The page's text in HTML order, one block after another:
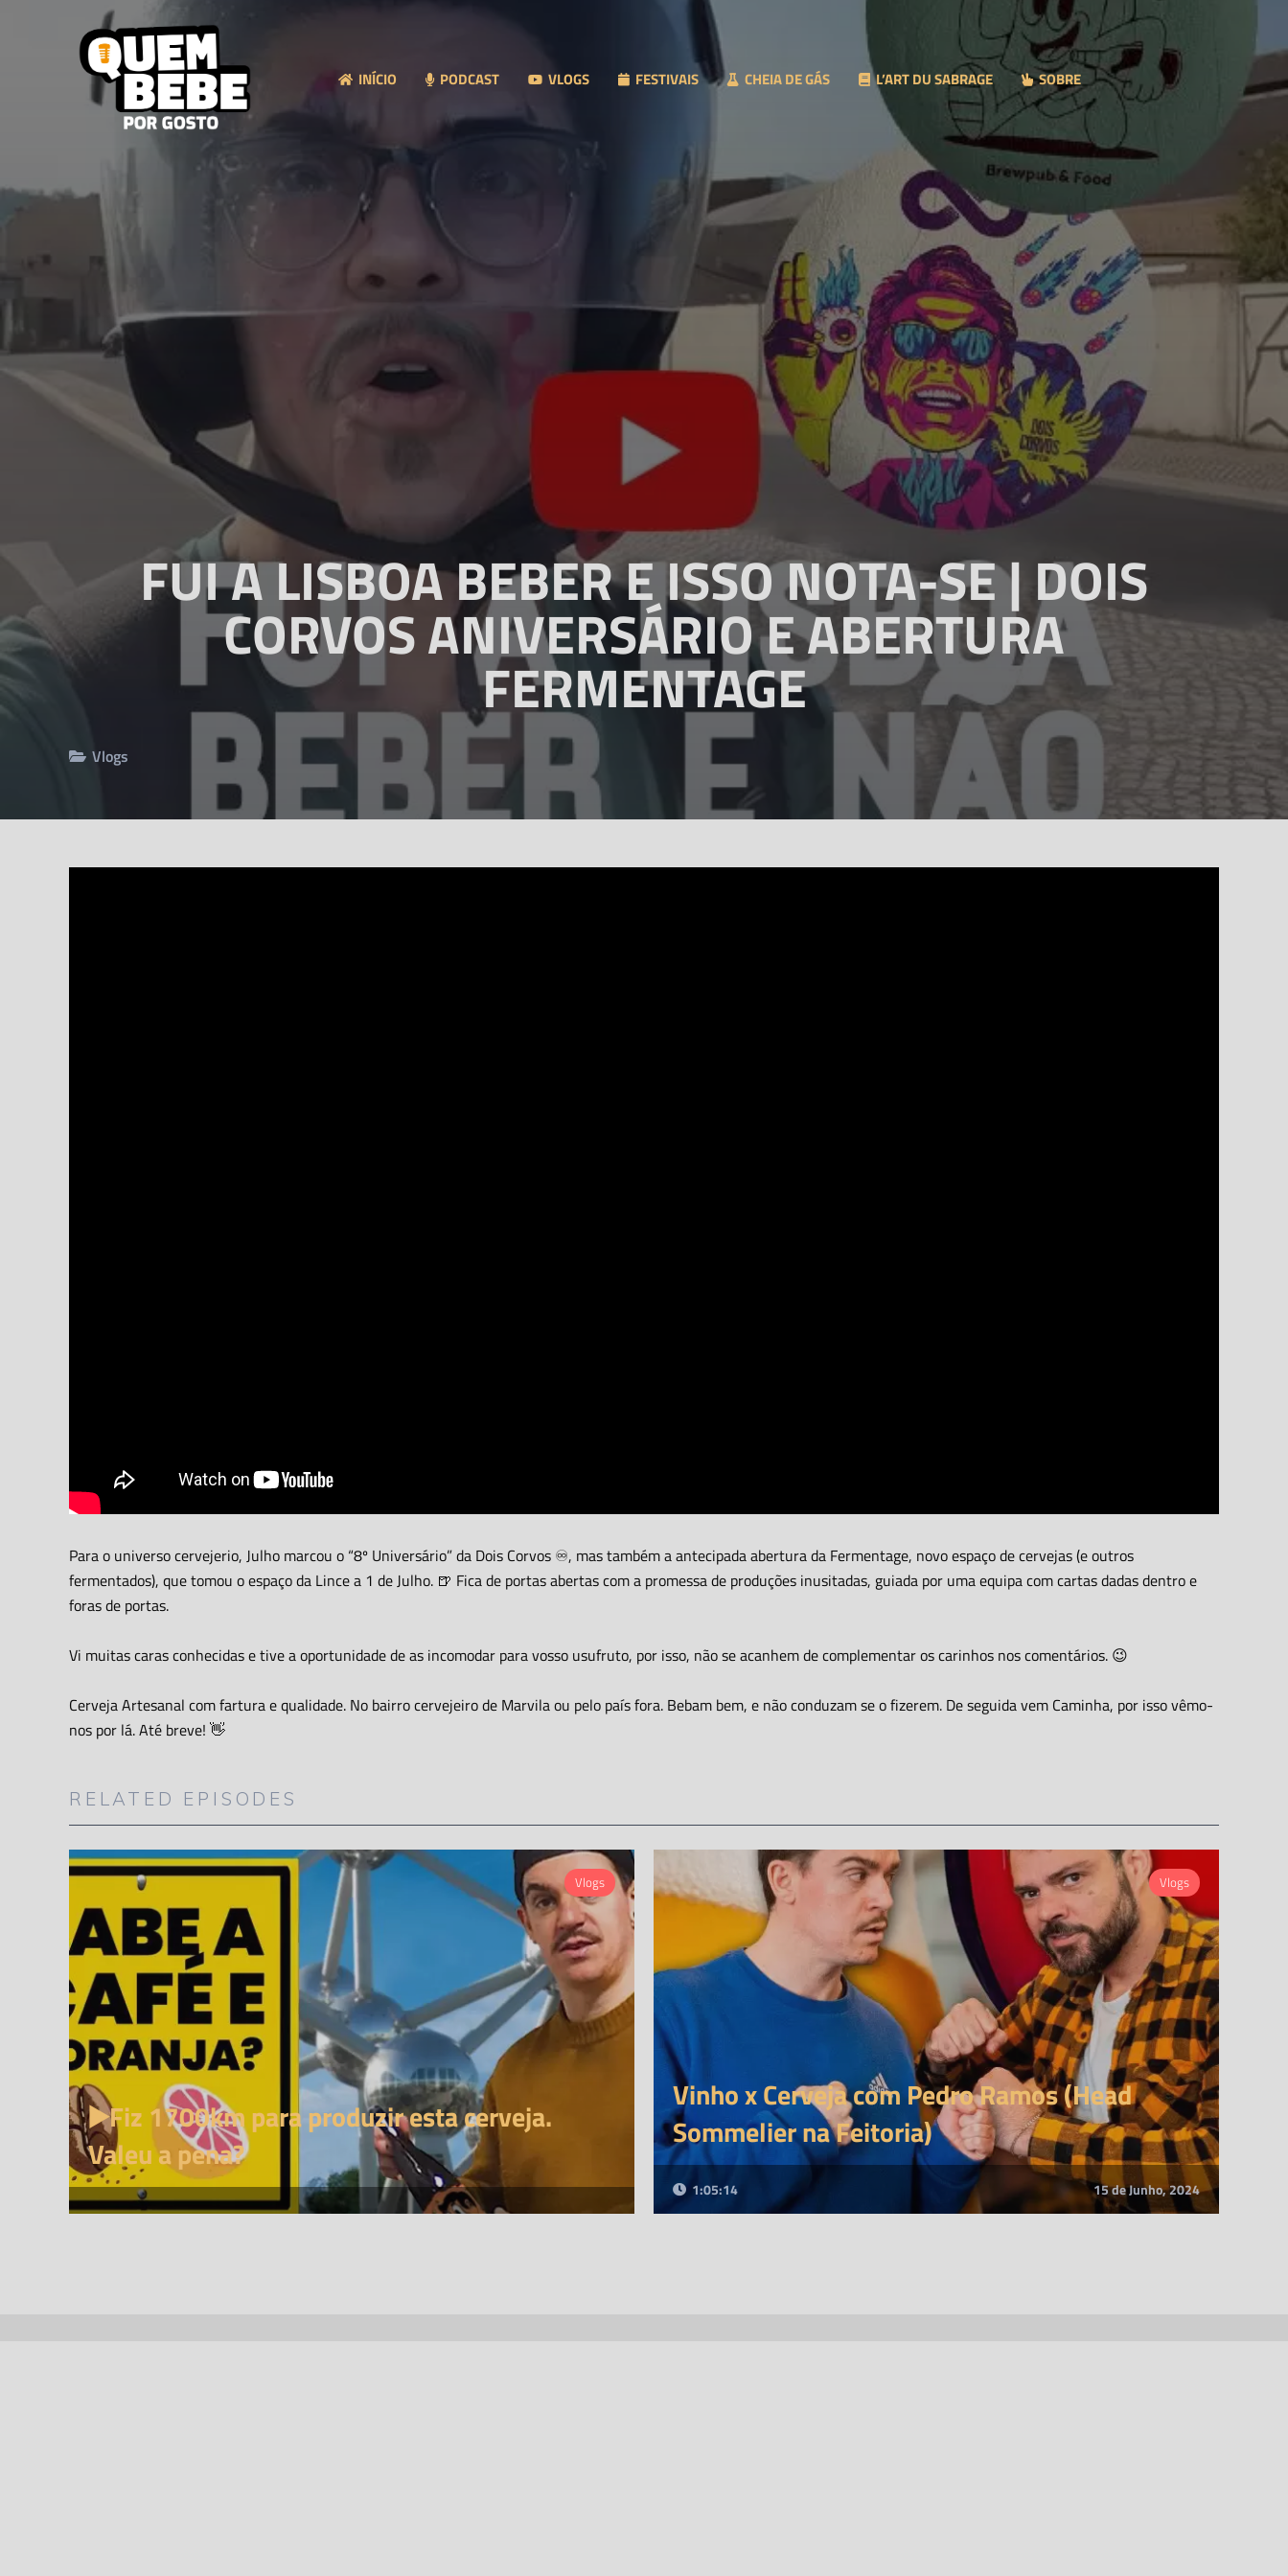
INÍCIO PODCAST VLOGS FESTIVAIS CHEIA DE GÁS L’ART DU SABRAGE SOBRE
FUI A LISBOA BEBER E ISSO NOTA-SE | DOIS
CORVOS ANIVERSÁRIO E ABERTURA
FERMENTAGE
Vlogs
Para o universo cervejerio, Julho marcou o “8º Universário” da Dois Corvos ♾️, mas também a antecipada abertura da Fermentage, novo espaço de cervejas (e outros
fermentados), que tomou o espaço da Lince a 1 de Julho. 🍺 Fica de portas abertas com a promessa de produções inusitadas, guiada por uma equipa com cartas dadas dentro e
foras de portas.
Vi muitas caras conhecidas e tive a oportunidade de as incomodar para vosso usufruto, por isso, não se acanhem de complementar os carinhos nos comentários. 😉
Cerveja Artesanal com fartura e qualidade. No bairro cervejeiro de Marvila ou pelo país fora. Bebam bem, e não conduzam se o fizerem. De seguida vem Caminha, por isso vêmo-
nos por lá. Até breve! 👋
RELATED EPISODES
Vlogs
▶️Fiz 1700km para produzir esta cerveja.
Valeu a pena?
Vlogs
Vinho x Cerveja com Pedro Ramos (Head
Sommelier na Feitoria)
1:05:14 15 de Junho, 2024